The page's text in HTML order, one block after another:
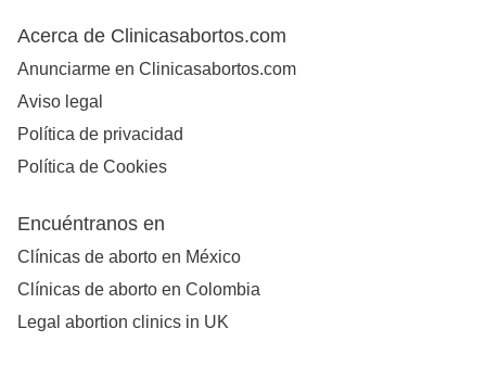
Acerca de Clinicasabortos.com
Anunciarme en Clinicasabortos.com
Aviso legal
Política de privacidad
Política de Cookies
Encuéntranos en
Clínicas de aborto en México
Clínicas de aborto en Colombia
Legal abortion clinics in UK